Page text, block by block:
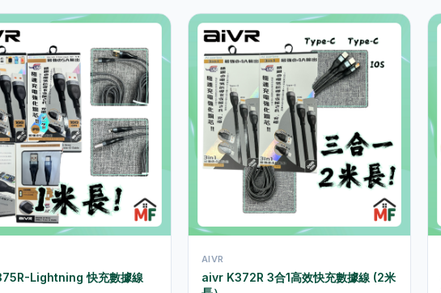
Lightning 快充數據線
AIVR
aivr K372R 3合1高效快充數據線 (2米